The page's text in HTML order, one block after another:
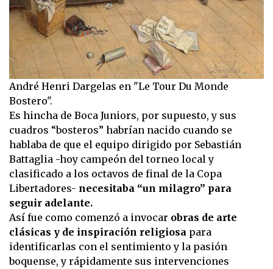
André Henri Dargelas en "Le Tour Du Monde
Bostero".
Es hincha de Boca Juniors, por supuesto, y sus
cuadros “bosteros” habrían nacido cuando se
hablaba de que el equipo dirigido por Sebastián
Battaglia -hoy campeón del torneo local y
clasificado a los octavos de final de la Copa
Libertadores- necesitaba “un milagro” para
seguir adelante.
Así fue como comenzó a invocar obras de arte
clásicas y de inspiración religiosa para
identificarlas con el sentimiento y la pasión
boquense, y rápidamente sus intervenciones